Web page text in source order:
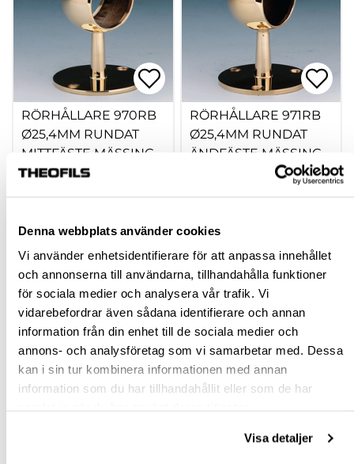
Denna webbplats använder cookies
Vi använder enhetsidentifierare för att anpassa innehållet
och annonserna till användarna, tillhandahålla funktioner
för sociala medier och analysera vår trafik. Vi
vidarebefordrar även sådana identifierare och annan
information från din enhet till de sociala medier och
annons- och analysföretag som vi samarbetar med. Dessa
kan i sin tur kombinera informationen med annan
information som du har tillhandahållit eller som de har
Visa detaljer
RÖRHÅLLARE 970RB
Ø25,4MM RUNDAT
MITTFÄSTE MÄSSING
605240.10
Köp
RÖRHÅLLARE 971RB
Ø25,4MM RUNDAT
ÄNDFÄSTE MÄSSING
Köp